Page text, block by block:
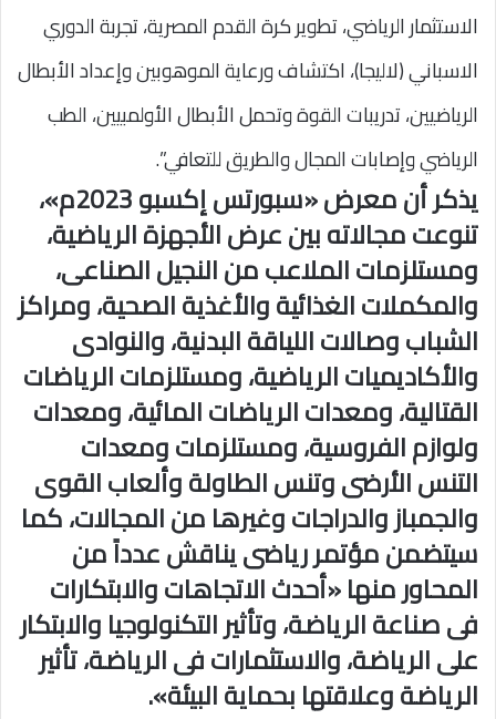
الاستثمار الرياضي، تطوير كرة القدم المصرية، تجربة الدوري
الاسباني (لاليجا)، اكتشاف ورعاية الموهوبين وإعداد الأبطال
الرياضيين، تدريبات القوة وتحمل الأبطال الأولمبيين، الطب
الرياضي وإصابات المجال والطريق للتعافي”.
يذكر أن معرض «سبورتس إكسبو 2023م»،
تنوعت مجالاته بين عرض الأجهزة الرياضية،
ومستلزمات الملاعب من النجيل الصناعى،
والمكملات الغذائية والأغذية الصحية، ومراكز
الشباب وصالات اللياقة البدنية، والنوادى
والأكاديميات الرياضية، ومستلزمات الرياضات
القتالية، ومعدات الرياضات المائية، ومعدات
ولوازم الفروسية، ومستلزمات ومعدات
التنس الأرضى وتنس الطاولة وألعاب القوى
والجمباز والدراجات وغيرها من المجالات، كما
سيتضمن مؤتمر رياضى يناقش عدداً من
المحاور منها «أحدث الاتجاهات والابتكارات
فى صناعة الرياضة، وتأثير التكنولوجيا والابتكار
على الرياضة، والاستثمارات فى الرياضة، تأثير
الرياضة وعلاقتها بحماية البيئة».